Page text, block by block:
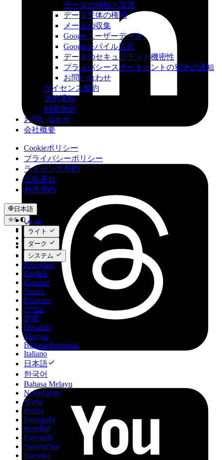
データの移転と譲渡
データ主体の権利
メールの収集
Googleユーザーデータ
Googleモバイル広告
データのセキュリティと機密性
プライバシーステートメントの変更の通知
お問い合わせ
ライセンス契約
法的通知
利用規約
お問い合わせ
会社概要
Cookieポリシー
プライバシーポリシー
ライセンス契約
法的通知
利用規約
日本語
عربي
Català
Čeština
Dansk
Deutsch
Ελληνικά
English
Español
Suomi
Français
עברית
हिन्दी
Hrvatski
Magyar
Bahasa Indonesia
Italiano
日本語
한국어
Bahasa Melayu
Nederlands
Norsk
Polski
Português
Română
Русский
Slovenčina
Svenska
ライト
ダーク
システム